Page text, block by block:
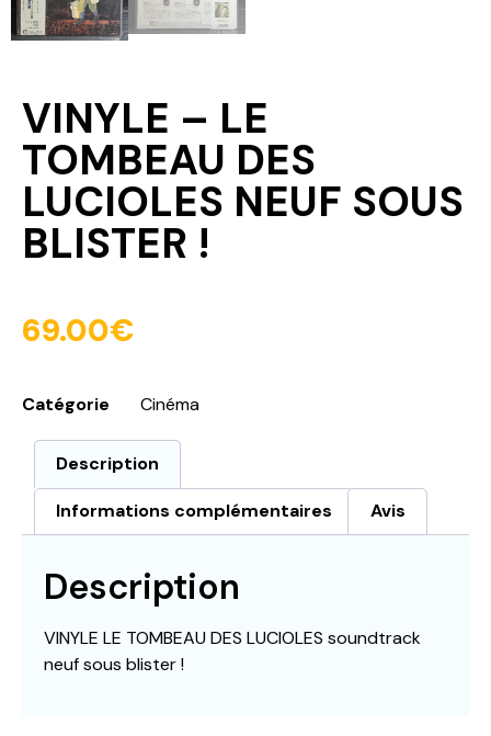
VINYLE – LE
TOMBEAU DES
LUCIOLES NEUF SOUS
BLISTER !
69.00€
Catégorie Cinéma
Description
Informations complémentaires Avis
Description
VINYLE LE TOMBEAU DES LUCIOLES soundtrack
neuf sous blister !